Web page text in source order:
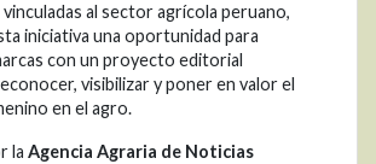
al sector agrícola peruano,
iniciativa una oportunidad para
con un proyecto editorial
visibilizar y poner en valor el
en el agro.
la Agencia Agraria de Noticias